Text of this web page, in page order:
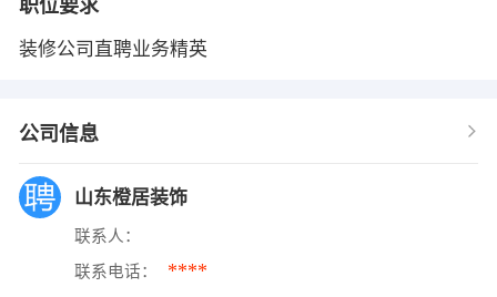
职位要求
装修公司直聘业务精英
公司信息
山东橙居装饰
联系人：
联系电话： ****